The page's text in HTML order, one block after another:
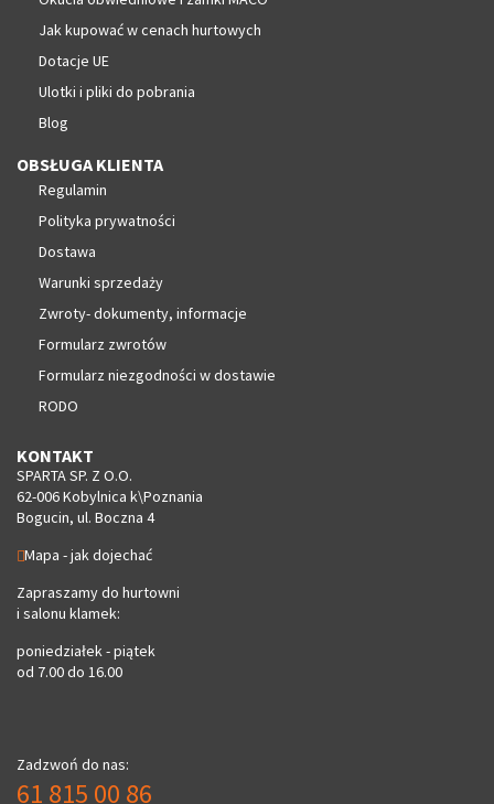
Jak kupować w cenach hurtowych
Dotacje UE
Ulotki i pliki do pobrania
Blog
OBSŁUGA KLIENTA
Regulamin
Polityka prywatności
Dostawa
Warunki sprzedaży
Zwroty- dokumenty, informacje
Formularz zwrotów
Formularz niezgodności w dostawie
RODO
KONTAKT
SPARTA SP. Z O.O.
62-006 Kobylnica k\Poznania
Bogucin, ul. Boczna 4
Mapa - jak dojechać
Zapraszamy do hurtowni
i salonu klamek:
poniedziałek - piątek
od 7.00 do 16.00
Zadzwoń do nas:
61 815 00 86